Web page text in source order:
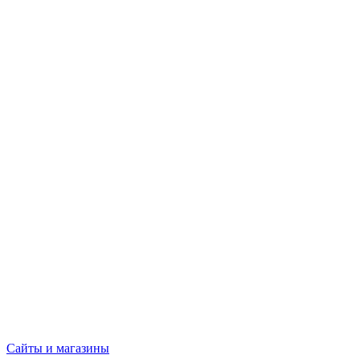
Сайты и магазины